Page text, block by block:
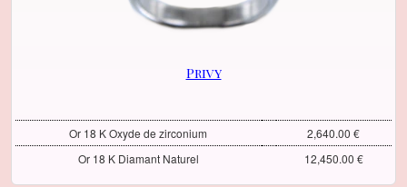
Privy
Or 18 K Oxyde de zirconium
2,640.00 €
Or 18 K Diamant Naturel
12,450.00 €